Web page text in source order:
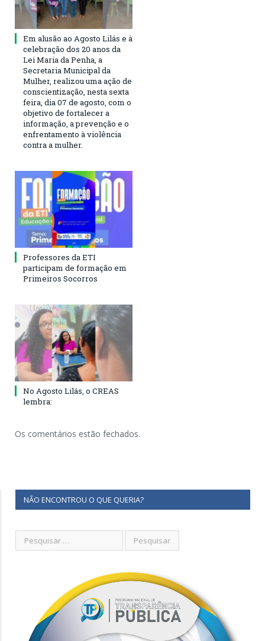
Em alusão ao Agosto Lilás e à
celebração dos 20 anos da
Lei Maria da Penha, a
Secretaria Municipal da
Mulher, realizou uma ação de
conscientização, nesta sexta
feira, dia 07 de agosto, com o
objetivo de fortalecer a
informação, a prevenção e o
enfrentamento à violência
contra a mulher.
Professores da ETI
participam de formação em
Primeiros Socorros
No Agosto Lilás, o CREAS
lembra:
Os comentários estão fechados.
NÃO ENCONTROU O QUE QUERIA?